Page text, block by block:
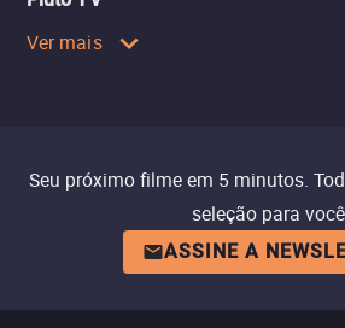
Ver mais
Seu próximo filme em 5 minutos.
seleção para
ASSINE A